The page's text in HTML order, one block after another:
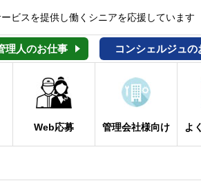
ビスを提供し働くシニアを応援しています
理人のお仕事 コンシェルジュの
Web応募 管理会社様向け よ